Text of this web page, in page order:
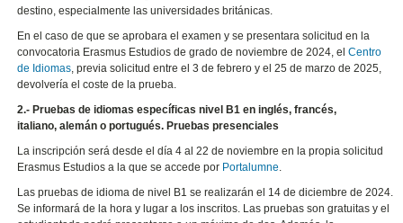
destino, especialmente las universidades británicas.
En el caso de que se aprobara el examen y se presentara solicitud en la
convocatoria Erasmus Estudios de grado de noviembre de 2024, elCentro
de Idiomas , previa solicitud entre el 3 de febrero y el 25 de marzo de 2025,
devolvería el coste de la prueba.
2.- Pruebas de idiomas específicas nivel B1 en inglés, francés,
italiano, alemán o portugués. Pruebas presenciales
La inscripción será desde el día 4 al 22 de noviembre en la propia solicitud
Erasmus Estudios a la que se accede por Portalumne
Las pruebas de idioma de nivel B1 se realizarán el 14 de diciembre de 2024.
Se informará de la hora y lugar a los inscritos. Las pruebas son gratuitas y el